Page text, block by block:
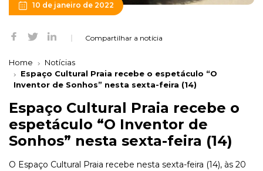
10 de janeiro de 2022
Compartilhar a notícia
Home
Notícias
Espaço Cultural Praia recebe o espetáculo “O
Inventor de Sonhos” nesta sexta-feira (14)
Espaço Cultural Praia recebe o
espetáculo “O Inventor de
Sonhos” nesta sexta-feira (14)
O Espaço Cultural Praia recebe nesta sexta-feira (14), às 20